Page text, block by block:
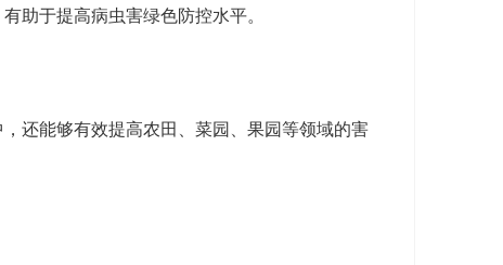
助于提高病虫害绿色防控水平。
还能够有效提高农田、菜园、果园等领域的害